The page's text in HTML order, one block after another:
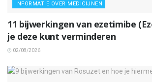
INFORMATIE OVER MEDICIJNEN
11 bijwerkingen van ezetimibe
je deze kunt verminderen
02/08/2026